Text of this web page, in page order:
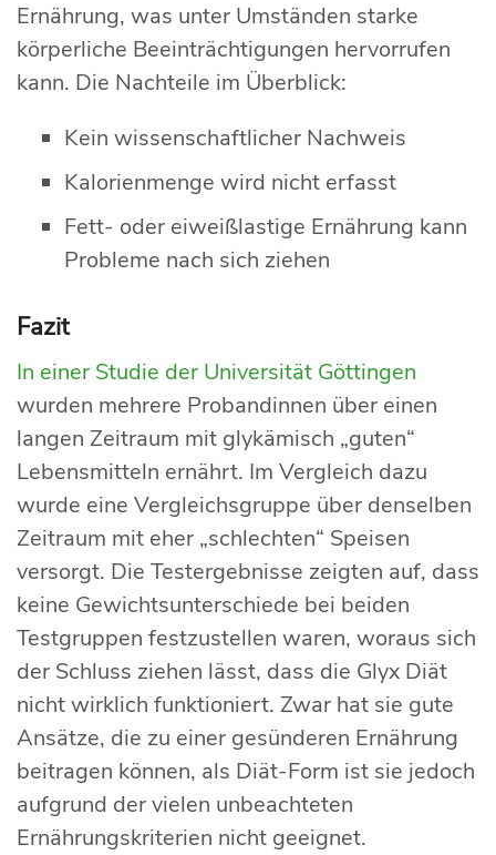
Ernährung, was unter Umständen starke
körperliche Beeinträchtigungen hervorrufen
kann. Die Nachteile im Überblick:
Kein wissenschaftlicher Nachweis
Kalorienmenge wird nicht erfasst
Fett- oder eiweißlastige Ernährung kann
Probleme nach sich ziehen
Fazit
In einer Studie der Universität Göttingen
wurden mehrere Probandinnen über einen
langen Zeitraum mit glykämisch „guten“
Lebensmitteln ernährt. Im Vergleich dazu
wurde eine Vergleichsgruppe über denselben
Zeitraum mit eher „schlechten“ Speisen
versorgt. Die Testergebnisse zeigten auf, dass
keine Gewichtsunterschiede bei beiden
Testgruppen festzustellen waren, woraus sich
der Schluss ziehen lässt, dass die Glyx Diät
nicht wirklich funktioniert. Zwar hat sie gute
Ansätze, die zu einer gesünderen Ernährung
beitragen können, als Diät-Form ist sie jedoch
aufgrund der vielen unbeachteten
Ernährungskriterien nicht geeignet.